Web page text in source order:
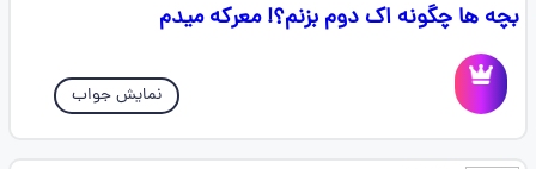
بچه ها چگونه اک دوم بزنم؟! معرکه میدم
نمایش جواب